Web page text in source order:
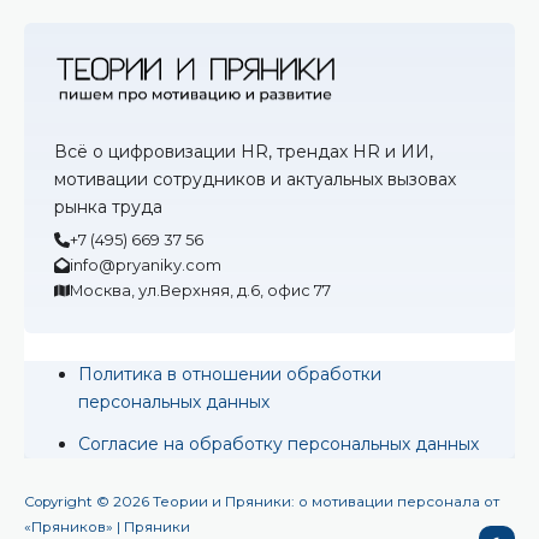
Всё о цифровизации HR, трендах HR и ИИ,
мотивации сотрудников и актуальных вызовах
рынка труда
+7 (495) 669 37 56
info@pryaniky.com
Москва, ул.Верхняя, д.6, офис 77
Политика в отношении обработки
персональных данных
Согласие на обработку персональных данных
Copyright © 2026 Теории и Пряники: о мотивации персонала от
«Пряников» | Пряники